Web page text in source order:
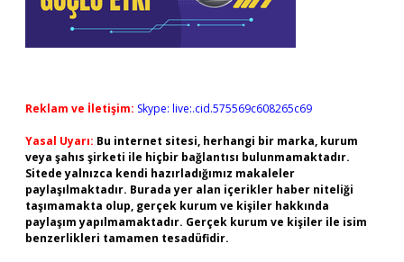
Reklam ve İletişim: Skype: live:.cid.575569c608265c69
Yasal Uyarı: Bu internet sitesi, herhangi bir marka, kurum
veya şahıs şirketi ile hiçbir bağlantısı bulunmamaktadır.
Sitede yalnızca kendi hazırladığımız makaleler
paylaşılmaktadır. Burada yer alan içerikler haber niteliği
taşımamakta olup, gerçek kurum ve kişiler hakkında
paylaşım yapılmamaktadır. Gerçek kurum ve kişiler ile isim
benzerlikleri tamamen tesadüfidir.